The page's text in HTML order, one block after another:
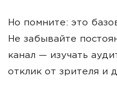
Но помните: это
Не забывайте
канал — изучать
отклик от зрителя и